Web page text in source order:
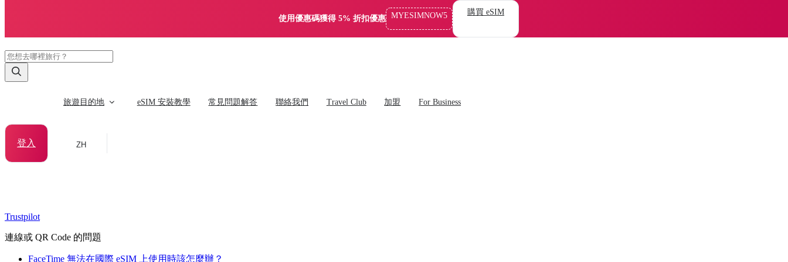
使用優惠碼獲得 5% 折扣優惠 MYESIMNOW5 購買 eSIM
旅遊目的地 eSIM 安裝教學 常見問題解答 聯絡我們 Travel Club 加盟 For Business
登入 ZH
Trustpilot
連線或 QR Code 的問題
FaceTime 無法在國際 eSIM 上使用時該怎麼辦？